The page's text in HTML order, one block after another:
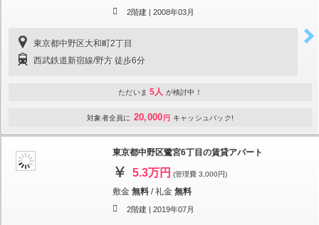
2階建 | 2008年03月
東京都中野区大和町2丁目
西武鉄道新宿線/野方 徒歩6分
ただいま 5人 が検討中！
対象者全員に 20,000 円 キャッシュバック!
東京都中野区鷺宮6丁目の賃貸アパート
5.3万円 (管理費 3,000円)
敷金 無料 /礼金 無料
2階建 | 2019年07月